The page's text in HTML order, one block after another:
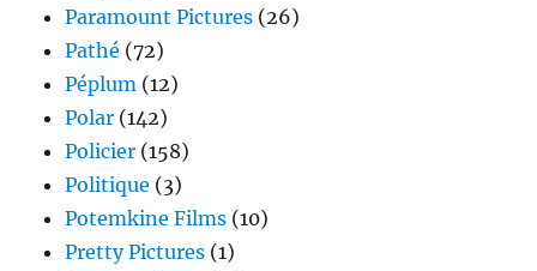
Paramount Pictures (26)
Pathé (72)
Péplum (12)
Polar (142)
Policier (158)
Politique (3)
Potemkine Films (10)
Pretty Pictures (1)